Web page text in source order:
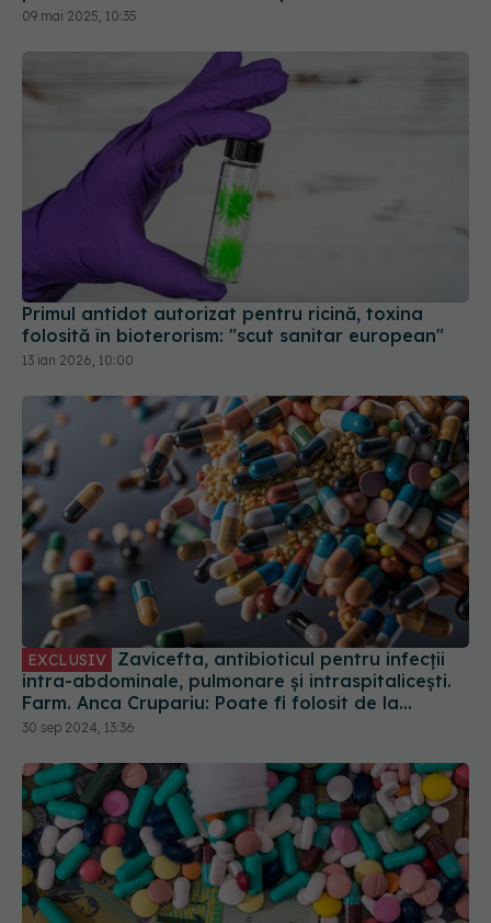
Primul antidot autorizat pentru ricină, toxina
folosită în bioterorism: "scut sanitar european"
13 ian 2026, 10:00
EXCLUSIV
intra-abdominale, pulmonare și intraspitalicești.
Farm. Anca Crupariu: Poate fi folosit de la
naștere
30 sep 2024, 13:36